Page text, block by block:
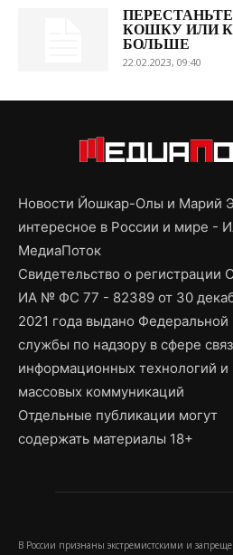
КОШКУ ИЛИ
БОЛЬШЕ
22.02.2023, 09:40
Новости Йошкар-Олы и Марий
интересное в России и мире -
МедиаПоток
Свидетельство о регистрации
ИА № ФС 77 - 82389 от 30
2021 года выдано Федеральной
службы по надзору в сфере
информационных технологий и
массовых коммуникаций
Отдельные публикации могут
содержать материалы 18+
В России признаны экстремистскими и